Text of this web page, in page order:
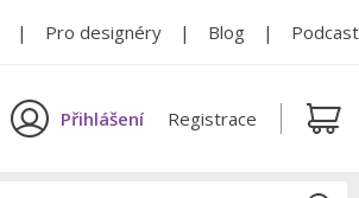
Pro designéry Blog Podcast
Přihlášení Registrace